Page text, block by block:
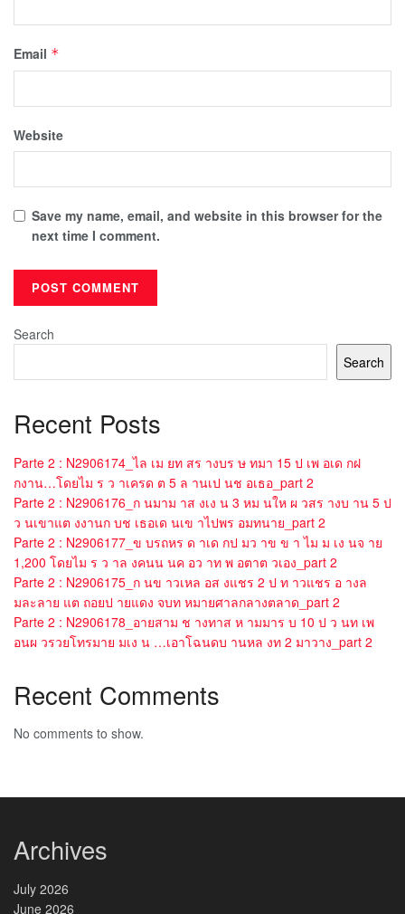
Email *
Website
Save my name, email, and website in this browser for the
next time I comment.
Search
Search
Recent Posts
Parte 2 : N2906174_ไล เม ยท สร างบร ษ ทมา 15 ป เพ อเด กฝ
กงาน…โดยไม ร ว าเครด ต 5 ล านเป นช อเธอ_part 2
Parte 2 : N2906176_ก นมาม าส งเง น 3 หม นให ผ วสร างบ าน 5 ป
ว นเขาแต งงานก บช เธอเด นเข าไปพร อมทนาย_part 2
Parte 2 : N2906177_ข บรถหร ด าเด กป มว าข ข า ไม ม เง นจ าย
1,200 โดยไม ร ว าล งคนน นค อว าท พ อตาต วเอง_part 2
Parte 2 : N2906175_ก นข าวเหล อส งแชร 2 ป ท าวแชร อ างล
มละลาย แต ถอยป ายแดง จบท หมายศาลกลางตลาด_part 2
Parte 2 : N2906178_อายสาม ช างทาส ห ามมาร บ 10 ป ว นท เพ
อนผ วรวยโทรมาย มเง น …เอาโฉนดบ านหล งท 2 มาวาง_part 2
Recent Comments
No comments to show.
Archives
July 2026
June 2026